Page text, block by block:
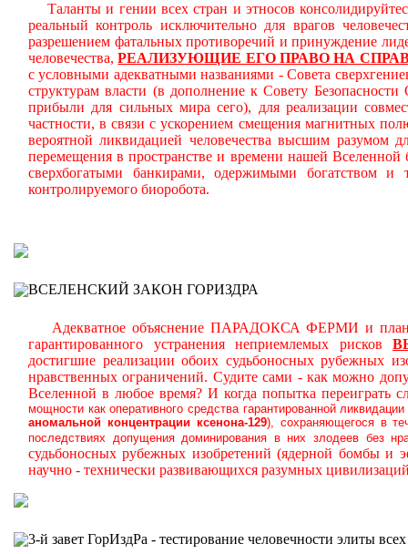
Таланты и гении всех стран и этносов
реальный контроль исключительно для врагов
разрешением фатальных противоречий и принуждение
человечества,РЕАЛИЗУЮЩИЕ ЕГО ПРАВО НА
с условными адекватными названиями - Совета
структурам власти (в дополнение к Совету
прибыли для сильных мира сего), для реализации
частности, в связи с ускорением смещения магнитных
вероятной ликвидацией человечества высшим разумом
перемещения в пространстве и времени нашей
сверхбогатыми банкирами, одержимыми богатством
контролируемого биоробота.
ВСЕЛЕНСКИЙ ЗАКОН ГОРИЗДРА
Адекватное объяснение ПАРАДОКСА ФЕРМИ и
гарантированного устранения неприемлемых рисков
достигшие реализации обоих судьбоносных рубежных
нравственных ограничений. Судите сами - как можно
Вселенной в любое время? И когда попытка переиграть
мощности как оперативного средства гарантированной
аномальной концентрации ксенона-129), сохраняющегося в
последствиях допущения доминирования в них злодеев без
судьбоносных рубежных изобретений (ядерной бомбы и
научно - технически развивающихся разумных
3-й завет ГорИздРа - тестирование человечности элиты